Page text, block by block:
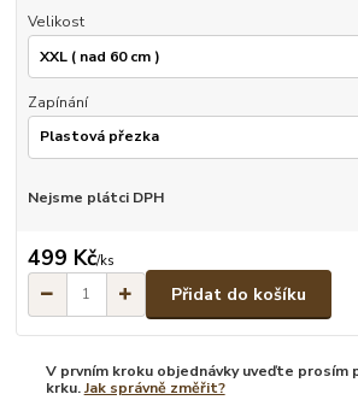
Velikost
Zapínání
Nejsme plátci DPH
499 Kč/ks
Přidat do košíku
V prvním kroku objednávky uveďte prosím
krku.Jak správně změřit?